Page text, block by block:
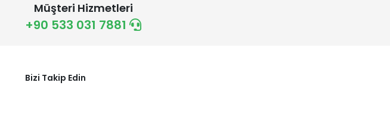
Müşteri Hizmetleri
+90 533 031 7881
Bizi Takip Edin